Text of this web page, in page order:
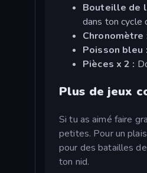
Bouteille de
dans ton cycle
Chronomètre
Poisson bleu :
Pièces x 2 :
Plus de jeux
Si tu as aimé faire
petites. Pour un
pour des batailles
ton nid.